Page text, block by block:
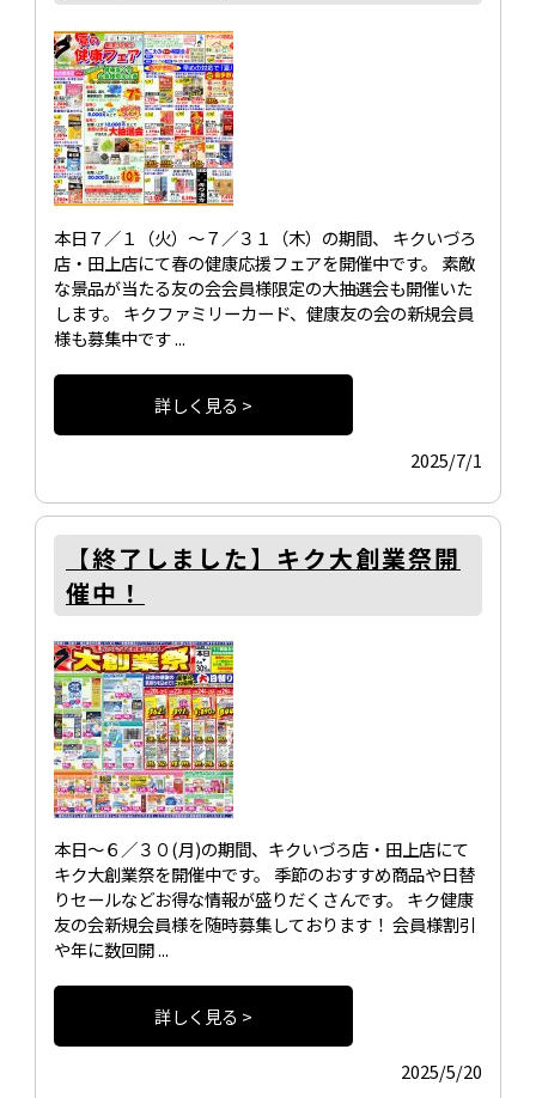
本日７／１（火）～７／３１（木）の期間、 キクいづろ
店・田上店にて春の健康応援フェアを開催中です。 素敵
な景品が当たる友の会会員様限定の大抽選会も開催いた
します。 キクファミリーカード、健康友の会の新規会員
様も募集中です ...
詳しく見る >
2025/7/1
【終了しました】キク大創業祭開
催中！
本日～６／３０(月)の期間、キクいづろ店・田上店にて
キク大創業祭を開催中です。 季節のおすすめ商品や日替
りセールなどお得な情報が盛りだくさんです。 キク健康
友の会新規会員様を随時募集しております！ 会員様割引
や年に数回開 ...
詳しく見る >
2025/5/20